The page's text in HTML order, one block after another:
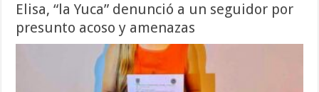
Elisa, “la Yuca” denunció a un seguidor por
presunto acoso y amenazas